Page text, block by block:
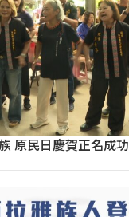
原民日慶賀正名成功